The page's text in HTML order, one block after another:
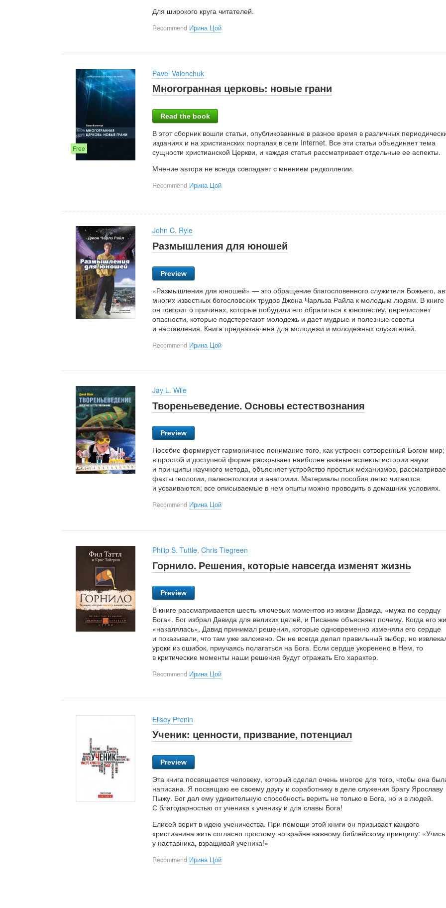
Для широкого круга читателей.
Recommend Ирина Цой
Free
Pavel Valenchuk
Многогранная церковь: новые грани
Read the book
В этот сборник вошли статьи, опубликованные в разное время в различных
изданиях и на христианских порталах в сети Internet. Все эти статьи объединяет тема
сущности христианской Церкви, и каждая статья рассматривает отдельные ее аспекты.
Мнение автора не всегда совпадает с мнением редколлегии.
Recommend Ирина Цой
John C. Ryle
Размышления для юношей
Preview
«Размышления для юношей» — это обращение благословенного служителя Божьего,
многих известных богословских трудов Джона Чарльза Райла к молодым людям. В книге
он говорит о причинах, которые побудили его обратиться к юношеству, перечисляет
опасности, которые подстерегают молодежь и дает мудрые и полезные советы
и наставления. Книга предназначена для молодежи и молодежных служителей.
Recommend Ирина Цой
Jay L. Wile
Твореньеведение. Основы естествознания
Preview
Пособие формирует гармоничное понимание того, как устроен сотворенный Богом мир;
в простой и доступной форме раскрывает наиболее важные аспекты истории науки
и принципы научного метода, объясняет устройство простых механизмов,
факты геологии, палеонтологии и анатомии. Материалы пособия легко читаются
и усваиваются; все описываемые в нем опыты можно проводить в домашних условиях.
Recommend Ирина Цой
Philip S. Tuttle, Chris Tiegreen
Горнило. Решения, которые навсегда изменят жизнь
Preview
В книге рассматривается шесть ключевых моментов из жизни Давида, «мужа по сердцу
Бога». Бог избрал Давида для великих целей, и Писание объясняет почему. Когда его
«накалялась», Давид принимал решения, которые одновременно изменяли его сердце
и показывали, что там уже заложено. Он не всегда делал правильный выбор, но
уроки из ошибок, приучаясь полагаться на Бога. Если сердце укоренено в Нем, то
в критические моменты наши решения будут отражать Его характер.
Recommend Ирина Цой
Elisey Pronin
Ученик: ценности, призвание, потенциал
Preview
Эта книга посвящается человеку, который сделал очень многое для того, чтобы она
написана. Я посвящаю ее своему другу и соработнику в деле служения брату Ярославу
Пыжу. Бог дал ему удивительную способность верить не только в Бога, но и в людей.
С благодарностью от ученика к ученику и для славы Бога!
Елисей верит в идею ученичества. При помощи этой книги он призывает каждого
христианина жить согласно простому но крайне важному библейскому принципу: «Учись
у наставника, взращивай ученика!»
Recommend Ирина Цой